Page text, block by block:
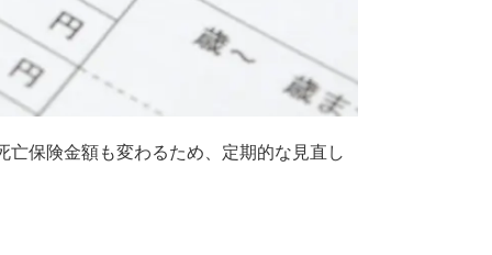
保険金額も変わるため、定期的な見直し